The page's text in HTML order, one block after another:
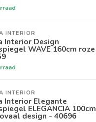
INTERIOR
Interior Design
WAVE 160cm roze
INTERIOR
Interior Elegante
ELEGANCIA 100cm
design - 40696